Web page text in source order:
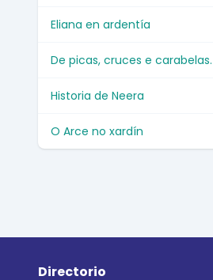
Eliana en ardentía
De picas, cruces e
Historia de Neera
O Arce no xardín
Directorio